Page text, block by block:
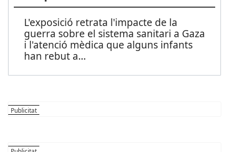
L'exposició retrata l'impacte de la
guerra sobre el sistema sanitari a Gaza
i l'atenció mèdica que alguns infants
han rebut a...